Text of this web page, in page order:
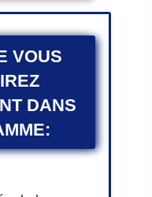
VOUS
DANS